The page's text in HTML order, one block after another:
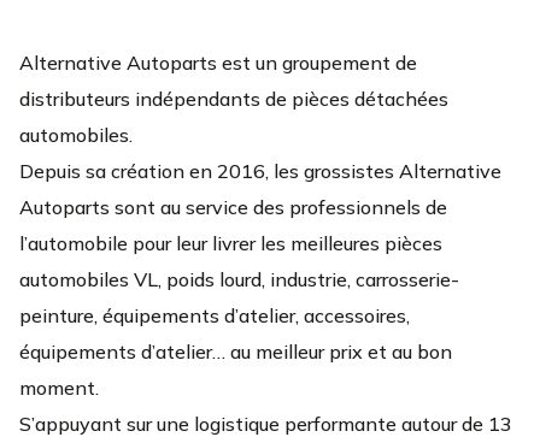
Alternative Autoparts est un groupement de
distributeurs indépendants de pièces détachées
automobiles.
Depuis sa création en 2016, les grossistes Alternative
Autoparts sont au service des professionnels de
l’automobile pour leur livrer les meilleures pièces
automobiles VL, poids lourd, industrie, carrosserie-
peinture, équipements d’atelier, accessoires,
équipements d’atelier… au meilleur prix et au bon
moment.
S’appuyant sur une logistique performante autour de 13